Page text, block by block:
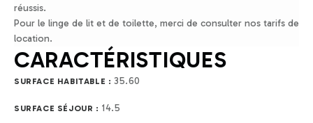
réussis.
Pour le linge de lit et de toilette, merci de consulter nos tarifs de
location.
CARACTÉRISTIQUES
SURFACE HABITABLE : 35.60
SURFACE SÉJOUR : 14.5